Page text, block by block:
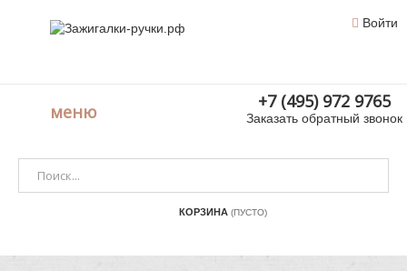
Войти
меню +7 (495) 972 9765
Заказать обратный звонок
КОРЗИНА (ПУСТО)